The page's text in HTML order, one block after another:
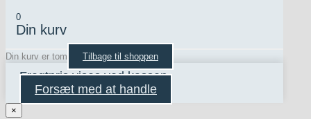
0
Din kurv
Din kurv er tom Tilbage til shoppen
Fragtpris vises ved kassen
Forsæt med at handle
×